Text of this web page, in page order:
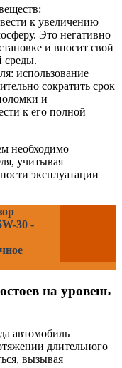
к увеличению
Это негативно
и вносит свой
среды.
использование
сократить срок
и
к его полной
необходимо
учитывая
эксплуатации
30 -
на уровень
автомобиль
длительного
вызывая